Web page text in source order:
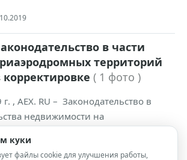
в части
территорий
( 1 фото )
, AEX. RU – Законодательство в
недвижимости на
территориях нуждается в
этом рассказал министр
куки
файлы cookie для улучшения работы,